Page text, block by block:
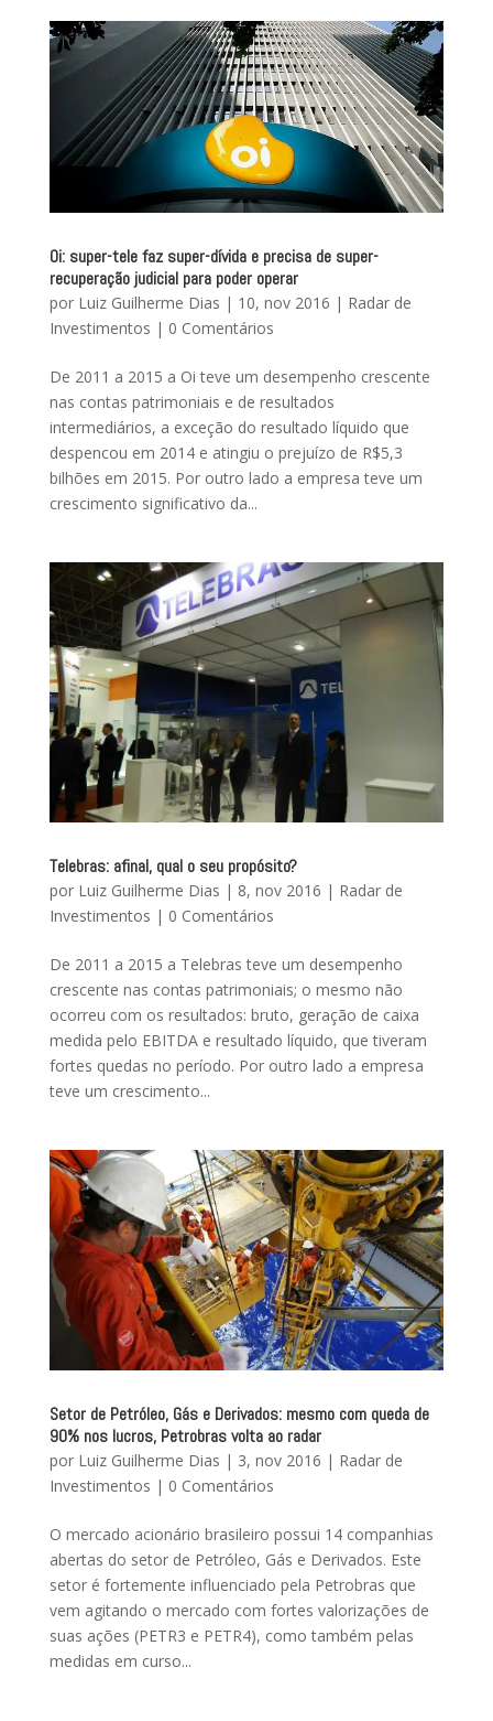
Oi: super-tele faz super-dívida e precisa de super-
recuperação judicial para poder operar
por Luiz Guilherme Dias | 10, nov 2016 | Radar de
Investimentos | 0 Comentários
De 2011 a 2015 a Oi teve um desempenho crescente
nas contas patrimoniais e de resultados
intermediários, a exceção do resultado líquido que
despencou em 2014 e atingiu o prejuízo de R$5,3
bilhões em 2015. Por outro lado a empresa teve um
crescimento significativo da...
Telebras: afinal, qual o seu propósito?
por Luiz Guilherme Dias | 8, nov 2016 | Radar de
Investimentos | 0 Comentários
De 2011 a 2015 a Telebras teve um desempenho
crescente nas contas patrimoniais; o mesmo não
ocorreu com os resultados: bruto, geração de caixa
medida pelo EBITDA e resultado líquido, que tiveram
fortes quedas no período. Por outro lado a empresa
teve um crescimento...
Setor de Petróleo, Gás e Derivados: mesmo com queda de
90% nos lucros, Petrobras volta ao radar
por Luiz Guilherme Dias | 3, nov 2016 | Radar de
Investimentos | 0 Comentários
O mercado acionário brasileiro possui 14 companhias
abertas do setor de Petróleo, Gás e Derivados. Este
setor é fortemente influenciado pela Petrobras que
vem agitando o mercado com fortes valorizações de
suas ações (PETR3 e PETR4), como também pelas
medidas em curso...